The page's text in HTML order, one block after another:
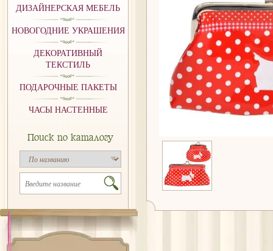
ДИЗАЙНЕРСКАЯ МЕБЕЛЬ
НОВОГОДНИЕ УКРАШЕНИЯ
ДЕКОРАТИВНЫЙ
ТЕКСТИЛЬ
ПОДАРОЧНЫЕ ПАКЕТЫ
ЧАСЫ НАСТЕННЫЕ
Поиск по каталогу